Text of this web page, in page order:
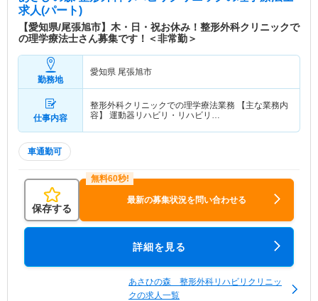
求人(パート)
【愛知県/尾張旭市】木・日・祝お休み！整形外科クリニックで
の理学療法士さん募集です！＜非常勤＞
勤務地
愛知県 尾張旭市
仕事内容
整形外科クリニックでの理学療法業務 【主な業務内
容】 運動器リハビリ・リハビリ…
車通勤可
保存する
最新の募集状況を問い合わせる
詳細を見る
あさひの森 整形外科リハビリクリニッ
クの求人一覧